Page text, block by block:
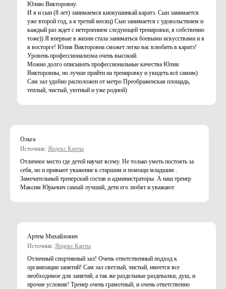
Юлию Викторовну.
И я и сын (8 лет) занимаемся киокушинкай каратэ. Сын занимается
уже второй год, а я третий месяц) Сын занимается с удовольствием и
каждый раз ждет с нетерпением следующей тренировки, я собственно
тоже)) Я впервые в жизни стала заниматься боевыми искусствами и я
в восторге! Юлия Викторовна сможет легко вас влюбить в каратэ!
Уровень профессионализма очень высокий.
Можно долго описывать профессиональные качества Юлии
Викторовны, но лучше прийти на тренировку и увидеть всё самим)
Сам зал удобно расположен от метро Преображенская площадь,
теплый, чистый, уютный и уже родной)
Ольга
Источник: Яндекс Карты
Отличное место где детей научат всему. Не только уметь постоять за
себя, но и привьют уважение к старшим и помощи младшим .
Замечательный тренерский состав и администраторы. А наш тренер
Максим Юрьевич самый лучший, дети его любят и уважают.
Артем Михайлович
Источник: Яндекс Карты
Отличный спортивный зал! Очень ответственный подход к
организации занятий! Сам зал светлый, чистый, имеется все
необходимое для занятий, а так же раздельные раздевалки, душ, и
прочие условия! Тренер очень грамотный, и очень ответственно